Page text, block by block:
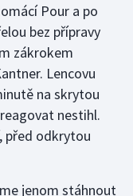
Pour a po
bez přípravy
zákrokem
Lencovu
na skrytou
nestihl.
před odkrytou
jenom stáhnout